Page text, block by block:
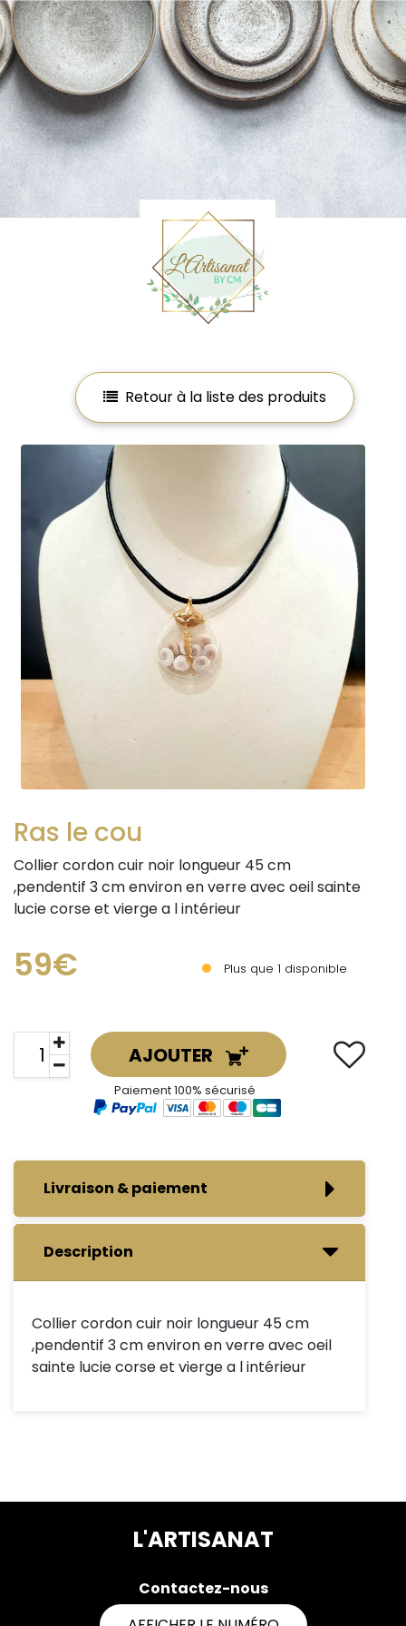
Retour à la liste des produits
Ras le cou
Collier cordon cuir noir longueur 45 cm
,pendentif 3 cm environ en verre avec oeil sainte
lucie corse et vierge a l intérieur
59€ Plus que 1 disponible
AJOUTER
Paiement 100% sécurisé
Livraison & paiement
Description
Collier cordon cuir noir longueur 45 cm
,pendentif 3 cm environ en verre avec oeil
sainte lucie corse et vierge a l intérieur
L'ARTISANAT
Contactez-nous